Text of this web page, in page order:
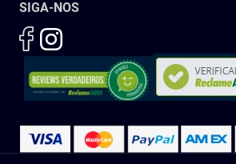
SIGA-NOS